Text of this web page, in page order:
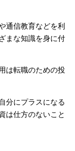
通信教育などを利
まな知識を身に付
は転職のための投
分にプラスになる
は仕方のないこと